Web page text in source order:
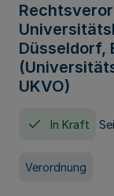
Düsseldorf,
UKVO)
In Kraft
Verordnung